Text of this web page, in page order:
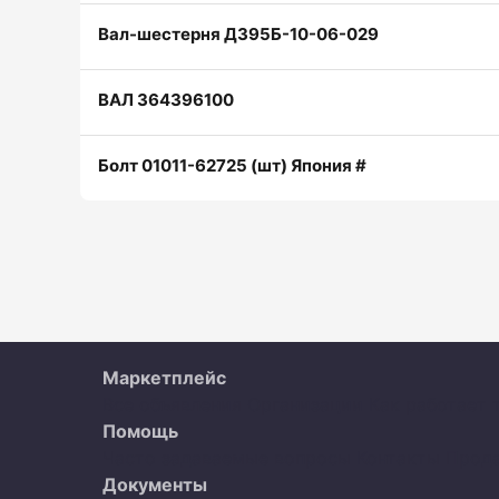
Вал-шестерня ДЗ95Б-10-06-029
ВАЛ 364396100
Болт 01011-62725 (шт) Япония #
Маркетплейс
Помощь
Документы